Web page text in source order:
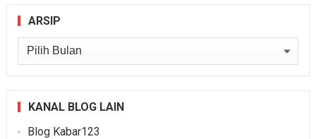
ARSIP
Arsip
KANAL BLOG LAIN
Blog Kabar123